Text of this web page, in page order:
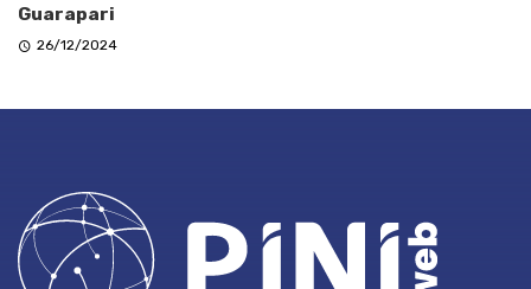
Guarapari
26/12/2024